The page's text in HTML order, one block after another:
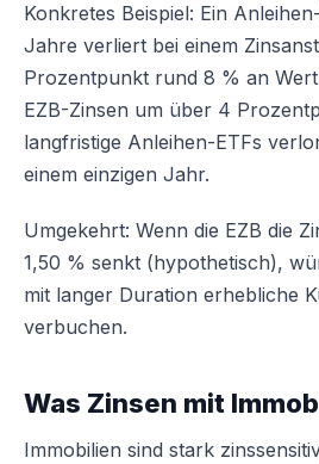
Konkretes Beispiel: Ein
Jahre verliert bei einem
Prozentpunkt rund 8 % an
EZB-Zinsen um über 4
langfristige Anleihen-ETFs
einem einzigen Jahr.
Umgekehrt: Wenn die EZB die
1,50 % senkt (hypothetisch),
mit langer Duration erhebliche
verbuchen.
Was Zinsen mit
Immobilien sind stark